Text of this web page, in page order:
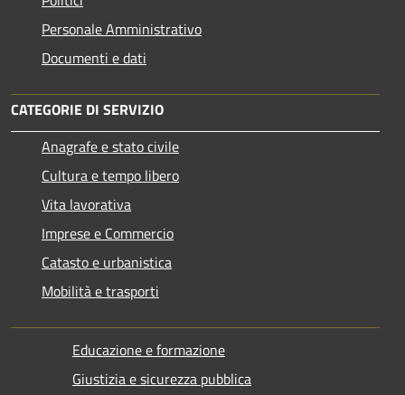
Personale Amministrativo
Documenti e dati
CATEGORIE DI SERVIZIO
Anagrafe e stato civile
Cultura e tempo libero
Vita lavorativa
Imprese e Commercio
Catasto e urbanistica
Mobilità e trasporti
Educazione e formazione
Giustizia e sicurezza pubblica